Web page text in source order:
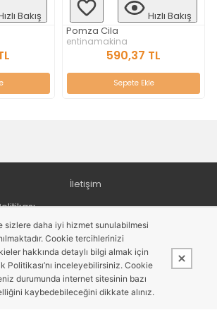
Hızlı Bakış
entinamakina
590,37 TL
İletişim
sizlere daha iyi hizmet sunulabilmesi
Cookie tercihlerinizi
hakkında detaylı bilgi almak için
Politikası’nı inceleyebilirsiniz. Cookie
durumunda internet sitesinin bazı
kaybedebileceğini dikkate alınız.